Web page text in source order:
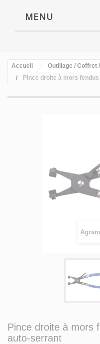
MENU
Accueil Outillage / Coffret
Pince droite à mors
Pince droite à mors
auto-serrant